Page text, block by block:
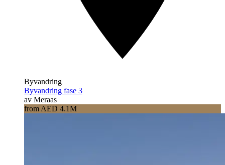
Byvandring
Byvandring fase 3
av Meraas
from AED 4.1M